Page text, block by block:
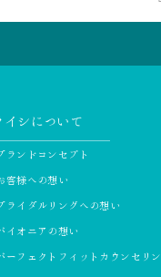
イシについて
ランドコンセプト
客様への想い
ライダルリングへの想い
イオニアの想い
ーフェクトフィットカウンセリ